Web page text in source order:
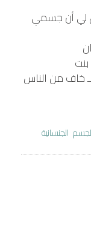
لي أن جسمي
خاف من الناس
الجنسانية